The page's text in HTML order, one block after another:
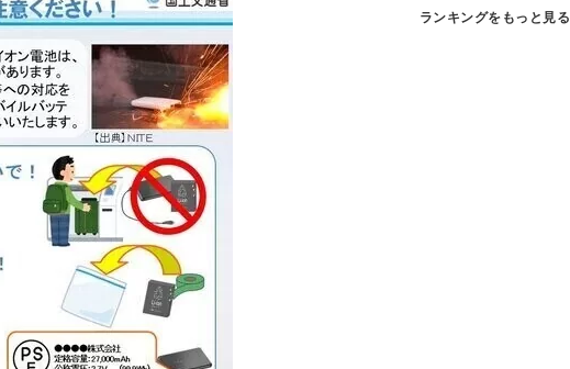
ランキングをもっと見る